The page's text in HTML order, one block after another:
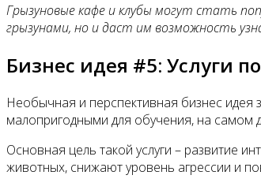
Грызуновые кафе и клубы могут стать
грызунами, но и даст им возможность
Бизнес идея #5: Услуги
Необычная и перспективная бизнес идея
малопригодными для обучения, на самом
Основная цель такой услуги – развитие
животных, снижают уровень агрессии и